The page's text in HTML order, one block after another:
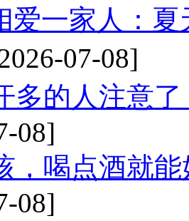
爱一家人：
07-08]
多的人注意
08]
，喝点酒就
08]